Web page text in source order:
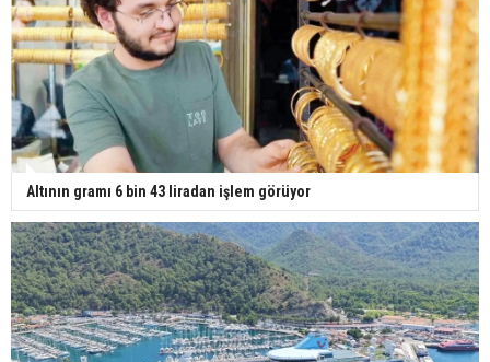
Gazze'deki Sağlık Bakanlığı duyurdu: Vahşetin
pençesinde 2 salgın vaka tespit edildi
Altının gramı 6 bin 43 liradan işlem görüyor